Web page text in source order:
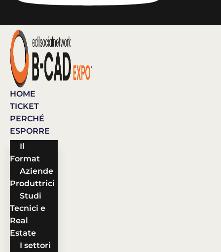
HOME
TICKET
PERCHÉ
ESPORRE
Il
Format
Aziende
Produttrici
Studi
Tecnici e
Real
Estate
I settori